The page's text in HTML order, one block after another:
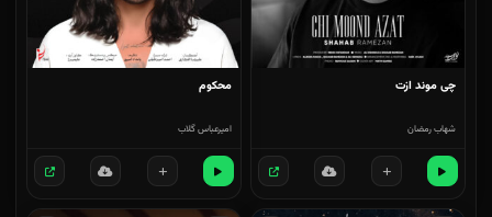
چی موند ازت
شهاب رمضان
محکوم
امیرعباس گلاب